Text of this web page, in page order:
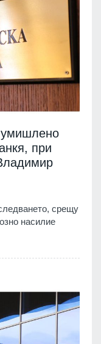
умишлено
при
срещу
насилие